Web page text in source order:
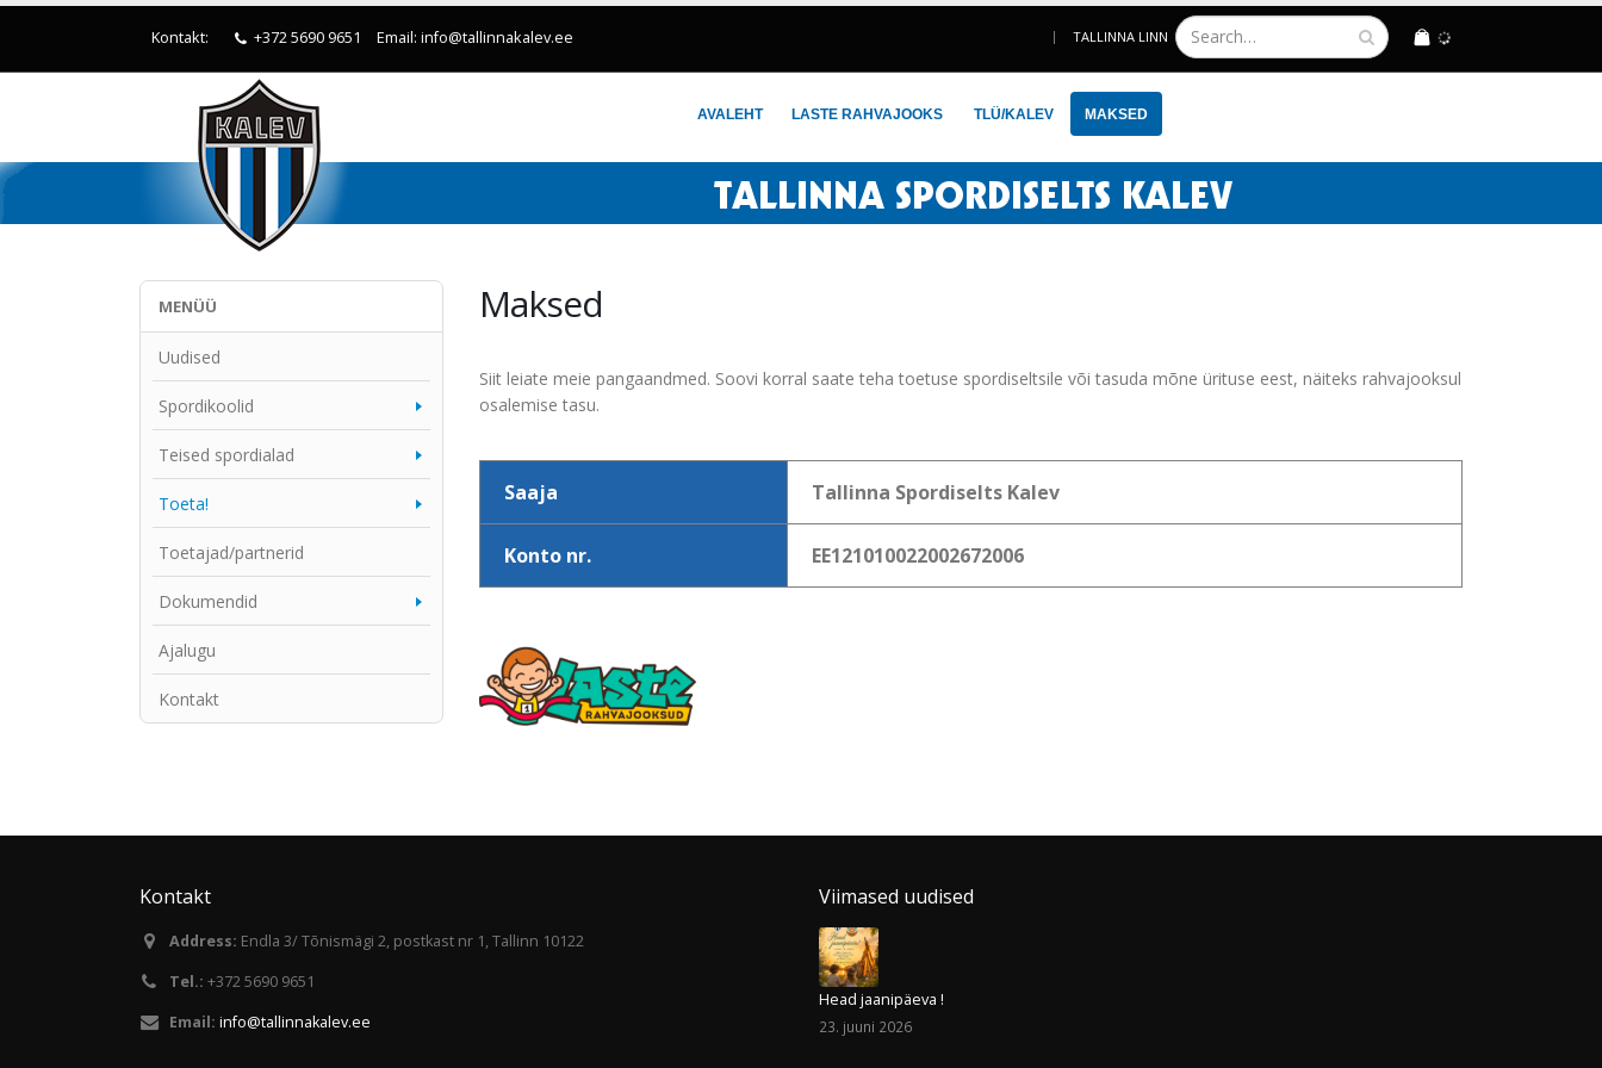
Kontakt: +372 5690 9651 Email: info@tallinnakalev.ee TALLINNA LINN LOGIN
AVALEHT LASTE RAHVAJOOKS TLÜ/KALEV MAKSED
Maksed
Siit leiate meie pangaandmed. Soovi korral saate teha toetuse spordiseltsile või tasuda mõne ürituse eest, näiteks rahvajooksul
osalemise tasu.
Saaja Tallinna Spordiselts Kalev
Konto nr. EE121010022002672006
MENÜÜ
Uudised
Spordikoolid
Teised spordialad
Toeta!
Toetajad/partnerid
Dokumendid
Ajalugu
Kontakt
Kontakt
Address: Endla 3/ Tõnismägi 2, postkast nr 1, Tallinn 10122
Tel.: +372 5690 9651
Email: info@tallinnakalev.ee
Viimased uudised
Head jaanipäeva !
23. juuni 2026